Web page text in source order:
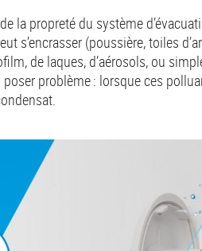
la propreté du système
s’encrasser (poussière, toiles
de laques, d’aérosols, ou
problème : lorsque ces